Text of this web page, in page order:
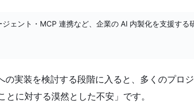
ェント・MCP 連携など、企業の AI 内製化を支援する
実装を検討する段階に入ると、多くのプロ
に対する漠然とした不安」です。